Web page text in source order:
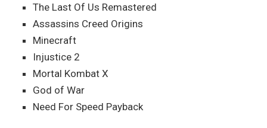
The Last Of Us Remastered
Assassins Creed Origins
Minecraft
Injustice 2
Mortal Kombat X
God of War
Need For Speed Payback